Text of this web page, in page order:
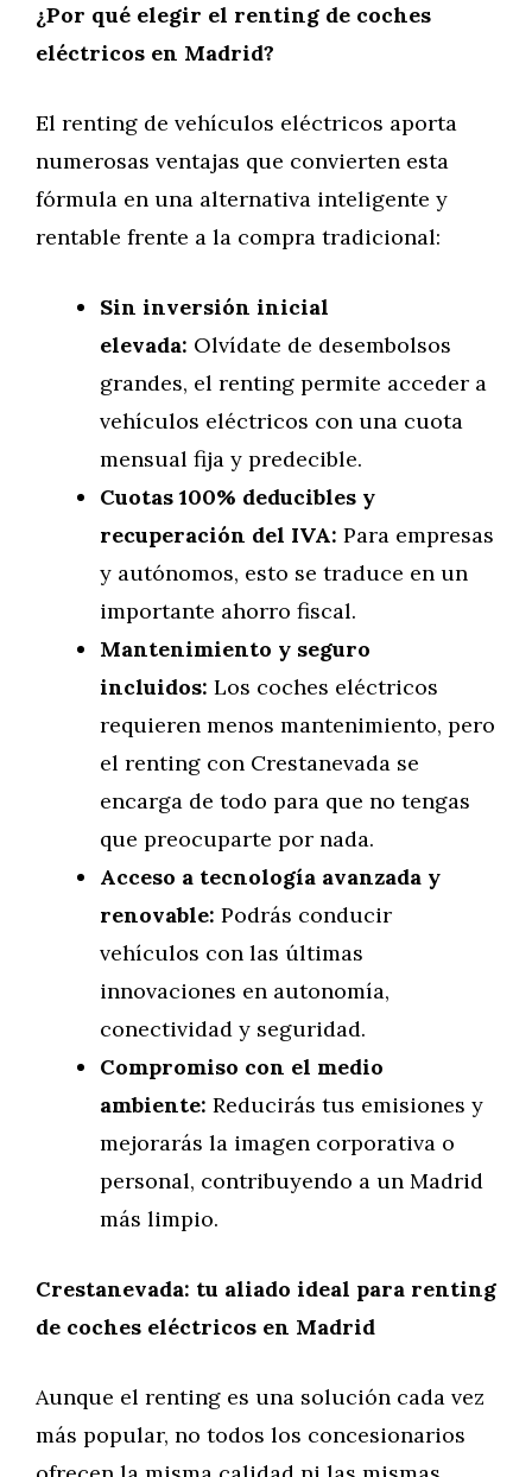
¿Por qué elegir el renting de coches
eléctricos en Madrid?
El renting de vehículos eléctricos aporta
numerosas ventajas que convierten esta
fórmula en una alternativa inteligente y
rentable frente a la compra tradicional:
Sin inversión inicial
elevada: Olvídate de desembolsos
grandes, el renting permite acceder a
vehículos eléctricos con una cuota
mensual fija y predecible.
Cuotas 100% deducibles y
recuperación del IVA: Para empresas
y autónomos, esto se traduce en un
importante ahorro fiscal.
Mantenimiento y seguro
incluidos: Los coches eléctricos
requieren menos mantenimiento, pero
el renting con Crestanevada se
encarga de todo para que no tengas
que preocuparte por nada.
Acceso a tecnología avanzada y
renovable: Podrás conducir
vehículos con las últimas
innovaciones en autonomía,
conectividad y seguridad.
Compromiso con el medio
ambiente: Reducirás tus emisiones y
mejorarás la imagen corporativa o
personal, contribuyendo a un Madrid
más limpio.
Crestanevada: tu aliado ideal para renting
de coches eléctricos en Madrid
Aunque el renting es una solución cada vez
más popular, no todos los concesionarios